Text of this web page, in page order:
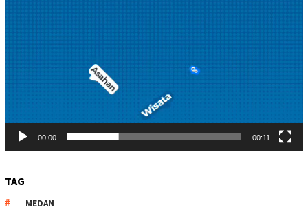
00:00 00:11
TAG
MEDAN